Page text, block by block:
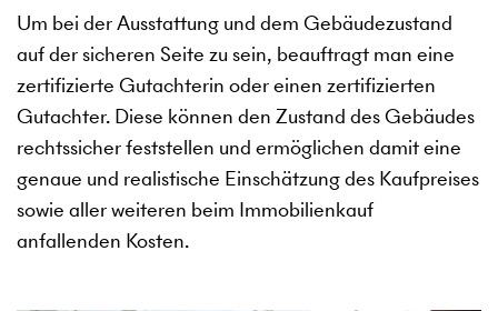
Um bei der Ausstattung und dem Gebäudezustand
auf der sicheren Seite zu sein, beauftragt man eine
zertifizierte Gutachterin oder einen zertifizierten
Gutachter. Diese können den Zustand des Gebäudes
rechtssicher feststellen und ermöglichen damit eine
genaue und realistische Einschätzung des Kaufpreises
sowie aller weiteren beim Immobilienkauf
anfallenden Kosten.